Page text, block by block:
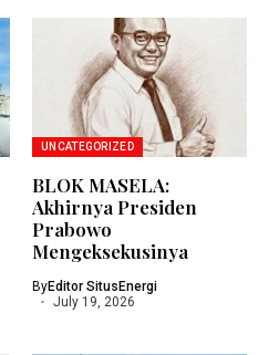
UNCATEGORIZED
BLOK MASELA:
Akhirnya Presiden
Prabowo
Mengeksekusinya
ByEditor SitusEnergi
July 19, 2026